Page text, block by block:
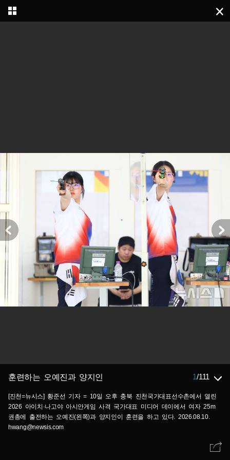
훈련하는 오예진과 양지인 1/111
[진천=뉴시스] 황준선 기자 = 10일 오후 충북 진천국가대표선수촌에서 열린
2026 아이치·나고야 아시안게임 사격 국가대표 미디어 데이에서 여자 25m
권총에 출전하는 오예진(왼쪽)과 양지인이 훈련을 하고 있다. 2026.08.10.
hwang@newsis.com